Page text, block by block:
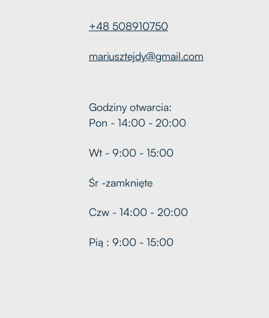
+48 508910750
mariusztejdy@gmail.com
Godziny otwarcia:
Pon - 14:00 - 20:00
Wt - 9:00 - 15:00
Śr -zamknięte
Czw - 14:00 - 20:00
Pią : 9:00 - 15:00